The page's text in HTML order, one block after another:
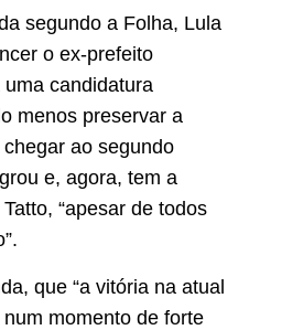
segundo a Folha, Lula
o ex-prefeito
candidatura
menos preservar a
ao segundo
e, agora, tem a
“apesar de todos
que “a vitória na atual
momento de forte